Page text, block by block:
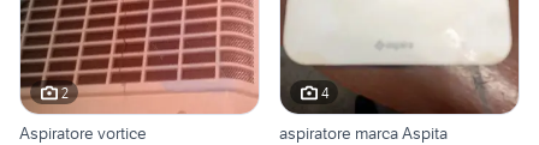
2
Aspiratore vortice
4
aspiratore marca Aspita